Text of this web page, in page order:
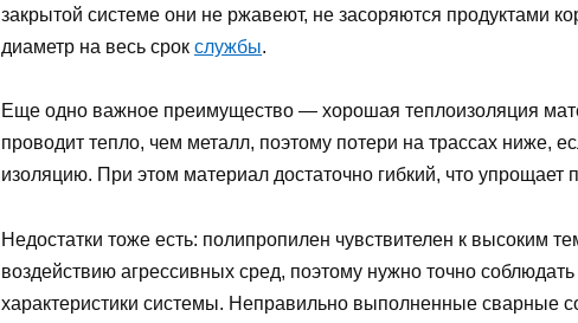
закрытой системе они не ржавеют, не засоряются продуктами
диаметр на весь срок службы.
Еще одно важное преимущество — хорошая теплоизоляция
проводит тепло, чем металл, поэтому потери на трассах ниже,
изоляцию. При этом материал достаточно гибкий, что упрощает
Недостатки тоже есть: полипропилен чувствителен к высоким
воздействию агрессивных сред, поэтому нужно точно
характеристики системы. Неправильно выполненные сварные